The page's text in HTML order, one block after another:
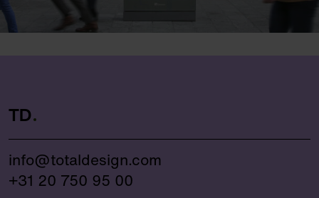
TD
info@totaldesign.com
+31 20 750 95 00